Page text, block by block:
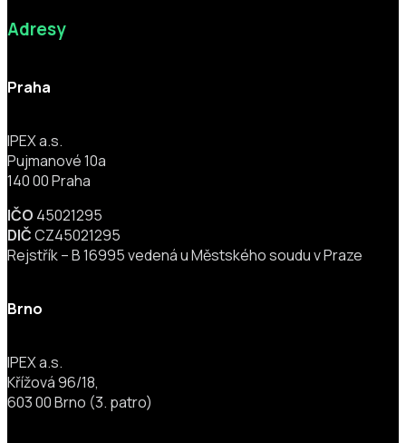
Adresy
Praha
IPEX a.s.
Pujmanové 10a
140 00 Praha
IČO 45021295
DIČCZ45021295
Rejstřík – B 16995 vedená u Městského soudu v Praze
Brno
IPEX a.s.
Křížová 96/18,
603 00 Brno (3. patro)